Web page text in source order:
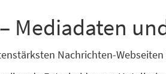
Mediadaten
Nachrichten-